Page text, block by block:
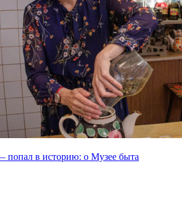
попал в историю: о Музее быта